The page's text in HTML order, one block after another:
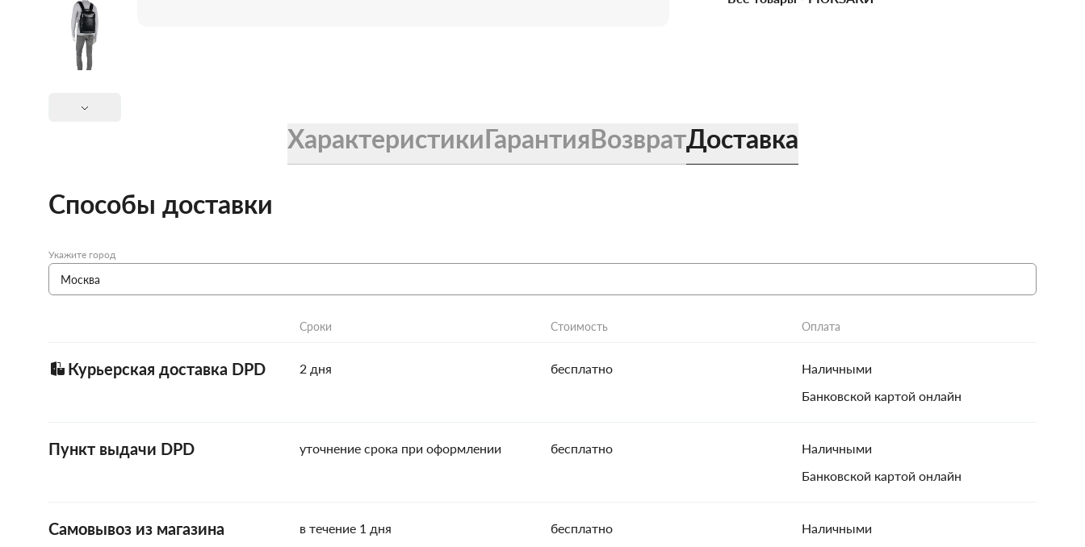
Купить подарочную карту
Женские зонты Doppler
Подарочная карта
Купить подарочную карту
ХарактеристикиГарантияВозвратДоставка
Способы доставки
Укажите город
Сроки Стоимость Оплата
Курьерская доставка DPD 2 дня бесплатно
Наличными
Банковской картой онлайн
Пункт выдачи DPD уточнение срока при оформлении бесплатно
Наличными
Банковской картой онлайн
Самовывоз из магазина
в течение 1 дня
бесплатно
Наличными